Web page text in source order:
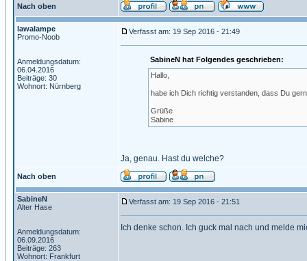
Nach oben
lawalampe
Promo-Noob
Anmeldungsdatum:
06.04.2016
Beiträge: 30
Wohnort: Nürnberg
Verfasst am: 19 Sep 2016 - 21:49
SabineN hat Folgendes geschrieben:
Hallo,
habe ich Dich richtig verstanden, dass Du
Grüße
Sabine
Ja, genau. Hast du welche?
Nach oben
SabineN
Alter Hase
Anmeldungsdatum:
06.09.2016
Beiträge: 263
Wohnort: Frankfurt
Verfasst am: 19 Sep 2016 - 21:51
Ich denke schon. Ich guck mal nach und melde